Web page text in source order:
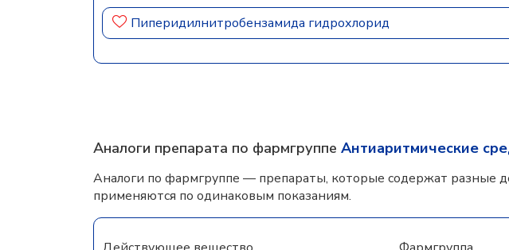
Пиперидилнитробензамида гидрохлорид
Аналоги препарата по фармгруппе Антиаритмические
Аналоги по фармгруппе — препараты, которые содержат разные
применяются по одинаковым показаниям.